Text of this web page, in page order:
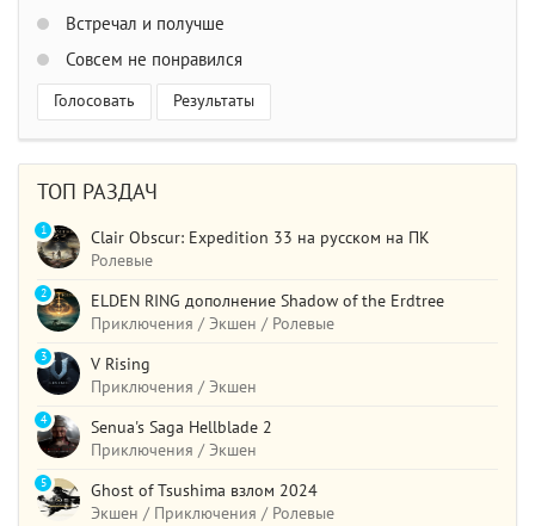
Встречал и получше
Совсем не понравился
Голосовать Результаты
ТОП РАЗДАЧ
Clair Obscur: Expedition 33 на русском на ПК
Ролевые
1
ELDEN RING дополнение Shadow of the Erdtree
Приключения / Экшен / Ролевые
2
V Rising
Приключения / Экшен
3
Senua's Saga Hellblade 2
Приключения / Экшен
4
Ghost of Tsushima взлом 2024
Экшен / Приключения / Ролевые
5